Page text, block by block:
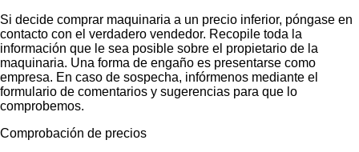
Si decide comprar maquinaria a un precio inferior, póngase en
contacto con el verdadero vendedor. Recopile toda la
información que le sea posible sobre el propietario de la
maquinaria. Una forma de engaño es presentarse como
empresa. En caso de sospecha, infórmenos mediante el
formulario de comentarios y sugerencias para que lo
comprobemos.
Comprobación de precios